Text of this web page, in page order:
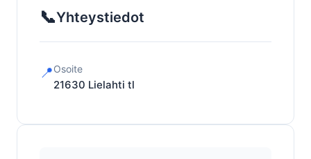
📞Yhteystiedot
📍Osoite
21630 Lielahti tl